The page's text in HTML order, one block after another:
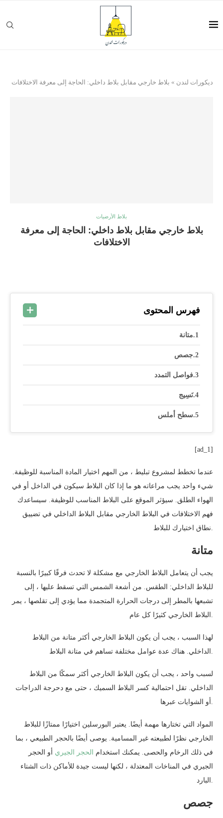
ديكورات لندن » بلاط خارجي مقابل بلاط داخلي: الحاجة إلى معرفة الاختلافات
بلاط الأرضيات
بلاط خارجي مقابل بلاط داخلي: الحاجة إلى معرفة
الاختلافات
فهرس المحتوى
متانة
جصص
فواصل التمدد
نَسِيج
سطح أملس
[ad_1]
عندما تخطط لمشروع تبليط ، من المهم اختيار المادة المناسبة للوظيفة.
شيء واحد يجب مراعاته هو ما إذا كان البلاط سيكون في الداخل أو في
الهواء الطلق. سيؤثر الموقع على البلاط المناسب للوظيفة. سيساعدك
فهم الاختلافات في البلاط الخارجي مقابل البلاط الداخلي في تضييق
نطاق اختيارك للبلاط.
متانة
يجب أن يتعامل البلاط الخارجي مع مشكلة لا تحدث فرقًا كبيرًا بالنسبة
للبلاط الداخلي: الطقس. من أشعة الشمس التي تسقط عليها ، إلى
تشبعها بالمطر إلى درجات الحرارة المتجمدة مما يؤدي إلى تقلصها ، يمر
البلاط الخارجي كثيرًا كل عام.
لهذا السبب ، يجب أن يكون البلاط الخارجي أكثر متانة من البلاط
الداخلي. هناك عدة عوامل مختلفة تساهم في متانة البلاط.
لسبب واحد ، يجب أن يكون البلاط الخارجي أكثر سمكًا من البلاط
الداخلي. تقل احتمالية كسر البلاط السميك ، حتى مع دحرجة الدراجات
أو الشوايات عبرها.
المواد التي تختارها مهمة أيضًا. يعتبر البورسلين اختيارًا ممتازًا للبلاط
الخارجي نظرًا لطبيعته غير المسامية. يوصى أيضًا بالحجر الطبيعي ، بما
في ذلك الرخام والحصى. يمكنك استخدام
الحجر الجيري أو الحجر
الجيري في المناخات المعتدلة ، لكنها ليست جيدة للأماكن ذات الشتاء
البارد.
جصص